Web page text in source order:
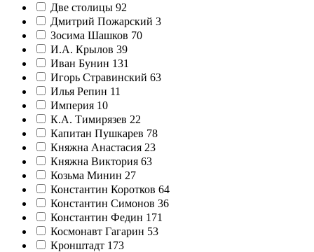
Две столицы 92
Дмитрий Пожарский 3
Зосима Шашков 70
И.А. Крылов 39
Иван Бунин 131
Игорь Стравинский 63
Илья Репин 11
Империя 10
К.А. Тимирязев 22
Капитан Пушкарев 78
Княжна Анастасия 23
Княжна Виктория 63
Козьма Минин 27
Константин Коротков 64
Константин Симонов 36
Константин Федин 171
Космонавт Гагарин 53
Кронштадт 173